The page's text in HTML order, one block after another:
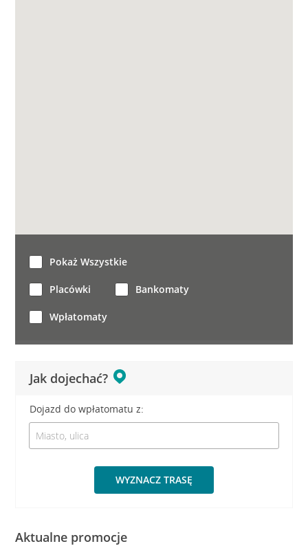
Jak dojechać?
Dojazd do wpłatomatu z:
WYZNACZ TRASĘ
Pokaż Wszystkie
Placówki Bankomaty
Wpłatomaty
Aktualne promocje